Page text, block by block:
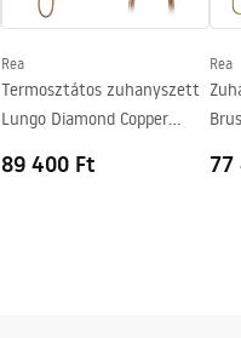
Rea
Termosztátos zuhanyszett
Lungo Diamond Copper
89 400 Ft
Rea
77